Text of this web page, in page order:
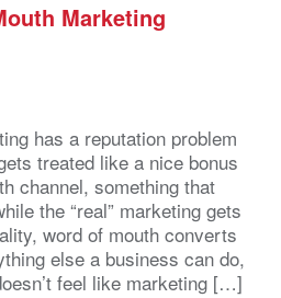
Marketing
has a reputation problem
treated like a nice bonus
channel, something that
the “real” marketing gets
word of mouth converts
else a business can do,
feel like marketing […]